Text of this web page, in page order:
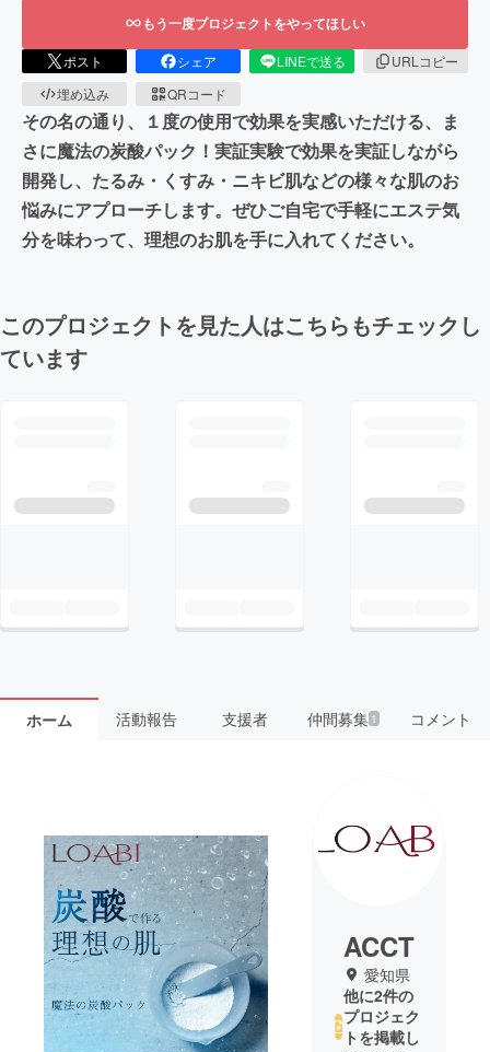
もう一度プロジェクトをやってほしい
ポスト シェア LINEで送る
URLコピー
埋め込み
QRコード
その名の通り、１度の使用で効果を実感いただける、ま
さに魔法の炭酸パック！実証実験で効果を実証しながら
開発し、たるみ・くすみ・ニキビ肌などの様々な肌のお
悩みにアプローチします。ぜひご自宅で手軽にエステ気
分を味わって、理想のお肌を手に入れてください。
このプロジェクトを見た人はこちらもチェックし
ています
ホーム 活動報告 支援者 仲間募集 1 コメント
ACCT
愛知県
他に2件の
プロジェク
トを掲載し